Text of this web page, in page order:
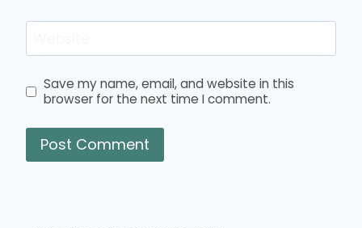
Save my name, email, and website in this
browser for the next time I comment.